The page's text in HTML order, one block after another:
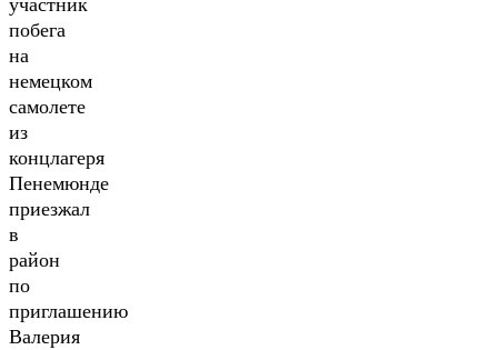
участник
побега
на
немецком
самолете
из
концлагеря
Пенемюнде
приезжал
в
район
по
приглашению
Валерия